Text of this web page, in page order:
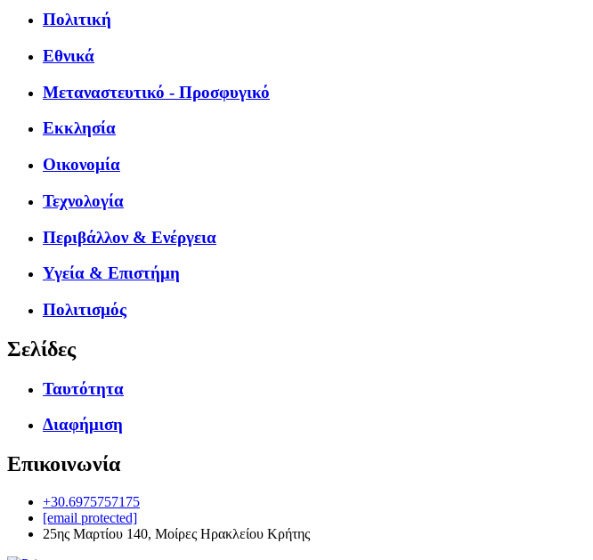
Πολιτική
Εθνικά
Μεταναστευτικό - Προσφυγικό
Εκκλησία
Οικονομία
Τεχνολογία
Περιβάλλον & Ενέργεια
Υγεία & Επιστήμη
Πολιτισμός
Σελίδες
Ταυτότητα
Διαφήμιση
Επικοινωνία
+30.6975757175
[email protected]
25ης Μαρτίου 140, Μοίρες Ηρακλείου Κρήτης